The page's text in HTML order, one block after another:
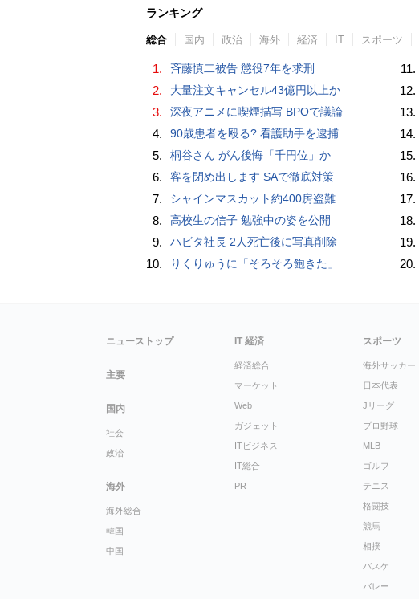
ランキング
総合 国内 政治 海外 経済 IT スポーツ
1. 斉藤慎二被告 懲役7年を求刑
2. 大量注文キャンセル43億円以上か
3. 深夜アニメに喫煙描写 BPOで議論
4. 90歳患者を殴る? 看護助手を逮捕
5. 桐谷さん がん後悔「千円位」か
6. 客を閉め出します SAで徹底対策
7. シャインマスカット約400房盗難
8. 高校生の信子 勉強中の姿を公開
9. ハビタ社長 2人死亡後に写真削除
10. りくりゅうに「そろそろ飽きた」
11.
12.
13.
14.
15.
16.
17.
18.
19.
20.
ニューストップ
主要
国内
社会
政治
海外
海外総合
韓国
中国
IT 経済
経済総合
マーケット
Web
ガジェット
ITビジネス
IT総合
PR
スポーツ
海外サッカー
日本代表
Jリーグ
プロ野球
MLB
ゴルフ
テニス
格闘技
競馬
相撲
バスケ
バレー